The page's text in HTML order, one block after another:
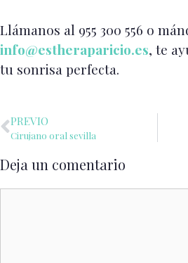
Llámanos al 955 300 556 o
info@estheraparicio.es, te
tu sonrisa perfecta.
PREVIO
Cirujano oral sevilla
Deja un comentario